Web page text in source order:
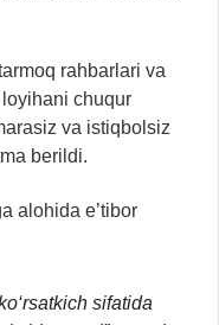
rahbarlari va
chuqur
va istiqbolsiz
berildi.
alohida e’tibor
sifatida